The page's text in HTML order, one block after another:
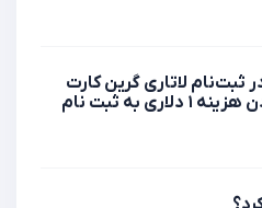
ثبت‌نام لاتاری گرین کارت